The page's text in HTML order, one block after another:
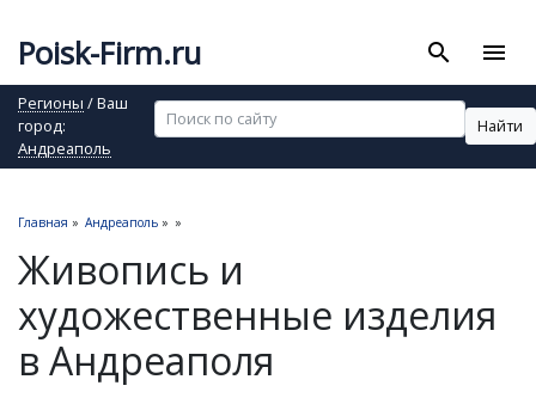
Poisk-Firm.ru search menu
Регионы / Ваш
город:
Андреаполь
Найти
Главная » Андреаполь » »
Живопись и
художественные изделия
в Андреаполя